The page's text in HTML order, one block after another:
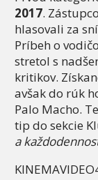
2017.
hlasovali za
Príbeh o
stretol s
kritikov.
avšak do rúk
Palo Macho.
tip do sekcie
a